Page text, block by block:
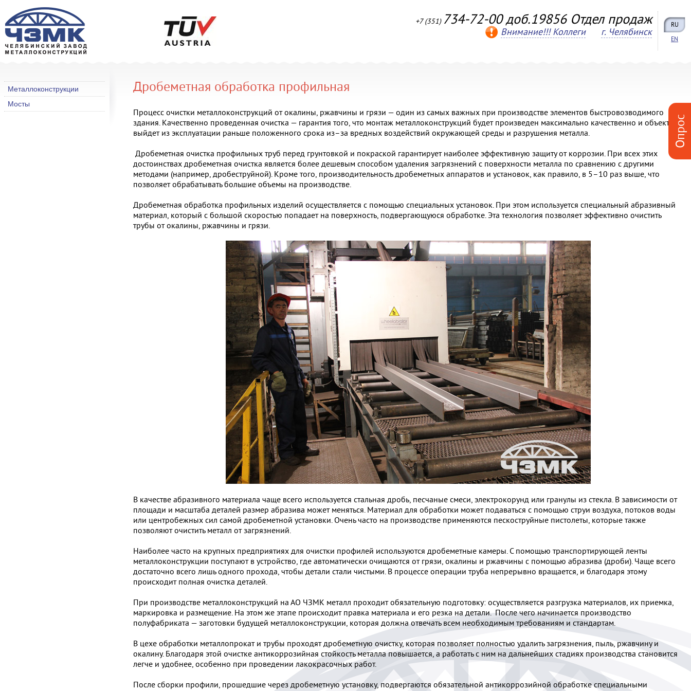
+7 (351) 734-72-00 доб.19856 Отдел продаж
Внимание!!! Коллеги г. Челябинск
RU
EN
Металлоконструкции
Мосты
Дробеметная обработка профильная
Процесс очистки металлоконструкций от окалины, ржавчины и грязи — один из самых важных при производстве элементов быстровозводимого
здания. Качественно проведенная очистка — гарантия того, что монтаж металлоконструкций будет произведен максимально качественно и объект не
выйдет из эксплуатации раньше положенного срока из–за вредных воздействий окружающей среды и разрушения металла.
Дробеметная очистка профильных труб перед грунтовкой и покраской гарантирует наиболее эффективную защиту от коррозии. При всех этих
достоинствах дробеметная очистка является более дешевым способом удаления загрязнений с поверхности металла по сравнению с другими
методами (например, дробеструйной). Кроме того, производительность дробеметных аппаратов и установок, как правило, в 5–10 раз выше, что
позволяет обрабатывать большие объемы на производстве.
Дробеметная обработка профильных изделий осуществляется с помощью специальных установок. При этом используется специальный абразивный
материал, который с большой скоростью попадает на поверхность, подвергающуюся обработке. Эта технология позволяет эффективно очистить
трубы от окалины, ржавчины и грязи.
В качестве абразивного материала чаще всего используется стальная дробь, песчаные смеси, электрокорунд или гранулы из стекла. В зависимости от
площади и масштаба деталей размер абразива может меняться. Материал для обработки может подаваться с помощью струи воздуха, потоков воды
или центробежных сил самой дробеметной установки. Очень часто на производстве применяются пескоструйные пистолеты, которые также
позволяют очистить металл от загрязнений.
Наиболее часто на крупных предприятиях для очистки профилей используются дробеметные камеры. С помощью транспортирующей ленты
металлоконструкции поступают в устройство, где автоматически очищаются от грязи, окалины и ржавчины с помощью абразива (дроби). Чаще всего
достаточно всего лишь одного прохода, чтобы детали стали чистыми. В процессе операции труба непрерывно вращается, и благодаря этому
происходит полная очистка деталей.
При производстве металлоконструкций на АО ЧЗМК металл проходит обязательную подготовку: осуществляется разгрузка материалов, их приемка,
маркировка и размещение. На этом же этапе происходит правка материала и его резка на детали. После чего начинается производство
полуфабриката — заготовки будущей металлоконструкции, которая должна отвечать всем необходимым требованиям и стандартам.
В цехе обработки металлопрокат и трубы проходят дробеметную очистку, которая позволяет полностью удалить загрязнения, пыль, ржавчину и
окалину. Благодаря этой очистке антикоррозийная стойкость металла повышается, а работать с ним на дальнейших стадиях производства становится
легче и удобнее, особенно при проведении лакокрасочных работ.
После сборки профили, прошедшие через дробеметную установку, подвергаются обязательной антикоррозийной обработке специальными
Опрос